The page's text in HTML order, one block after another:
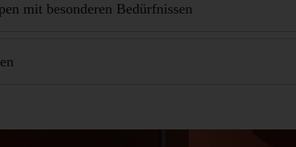
mit besonderen Bedürfnissen